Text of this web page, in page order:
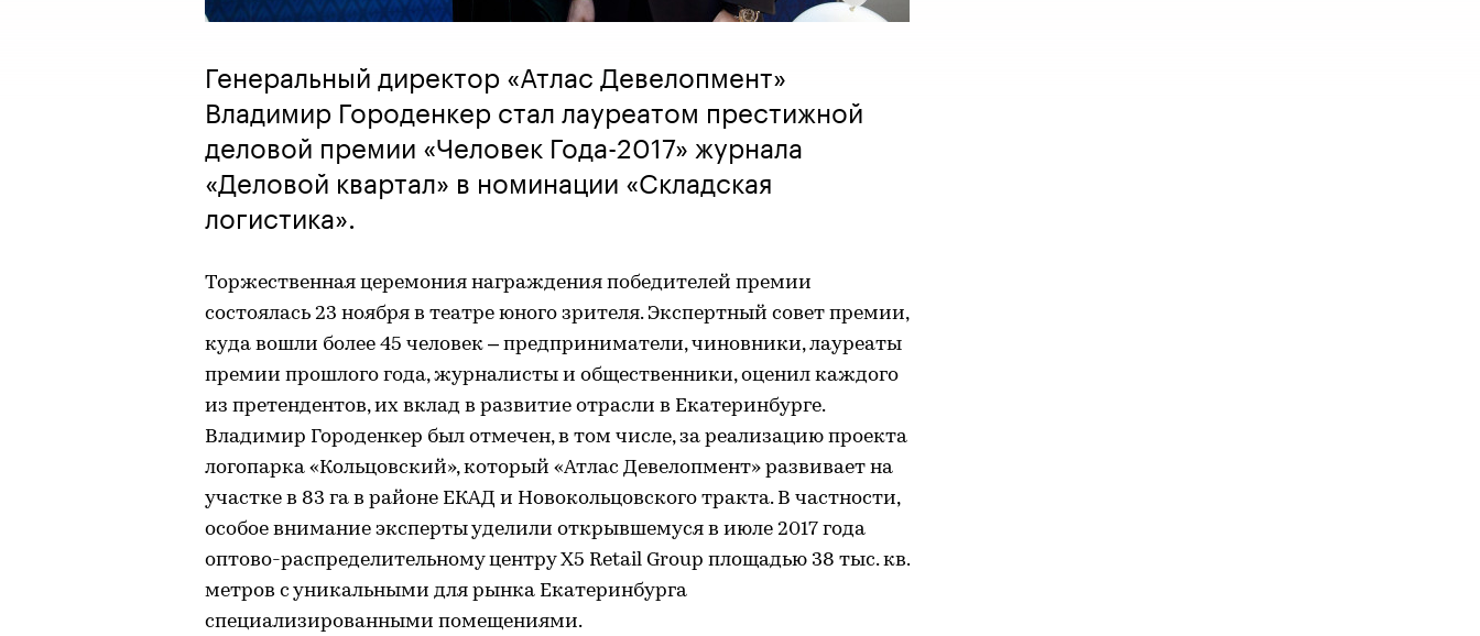
Генеральный директор «Атлас Девелопмент»
Владимир Городенкер стал лауреатом престижной
деловой премии «Человек Года-2017» журнала
«Деловой квартал» в номинации «Складская
логистика».
Торжественная церемония награждения победителей премии
состоялась 23 ноября в театре юного зрителя. Экспертный совет премии,
куда вошли более 45 человек – предприниматели, чиновники, лауреаты
премии прошлого года, журналисты и общественники, оценил каждого
из претендентов, их вклад в развитие отрасли в Екатеринбурге.
Владимир Городенкер был отмечен, в том числе, за реализацию проекта
логопарка «Кольцовский», который «Атлас Девелопмент» развивает на
участке в 83 га в районе ЕКАД и Новокольцовского тракта. В частности,
особое внимание эксперты уделили открывшемуся в июле 2017 года
оптово-распределительному центру X5 Retail Group площадью 38 тыс. кв.
метров с уникальными для рынка Екатеринбурга
специализированными помещениями.